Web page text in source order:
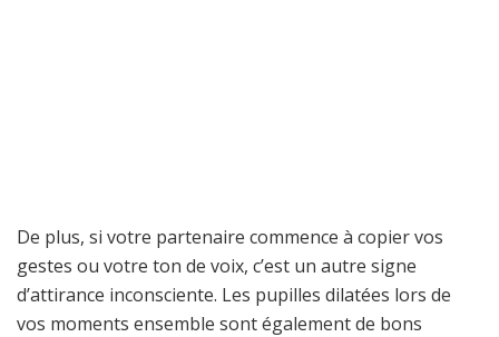
De plus, si votre partenaire commence à copier vos
gestes ou votre ton de voix, c’est un autre signe
d’attirance inconsciente. Les pupilles dilatées lors de
vos moments ensemble sont également de bons